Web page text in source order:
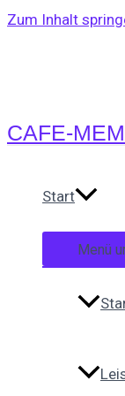
Zum Inhalt
CAFE-
Start
Menü